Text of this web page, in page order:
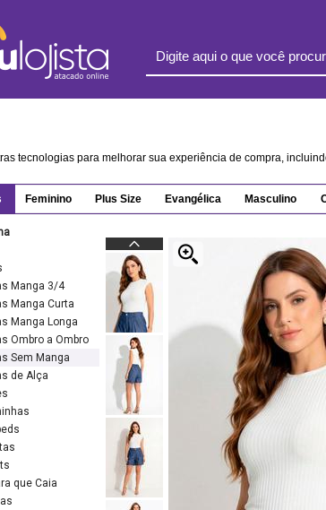
tecnologias para melhorar sua experiência de compra,
Feminino Plus Size Evangélica Masculino
Manga 3/4
Manga Curta
Manga Longa
Ombro a Ombro
Sem Manga
de Alça
que Caia